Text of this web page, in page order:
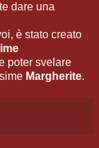
dare una
è stato creato
poter svelare
Margherite.